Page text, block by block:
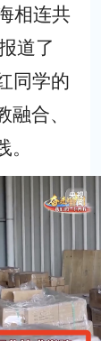
相连共
道了
同学的
合、